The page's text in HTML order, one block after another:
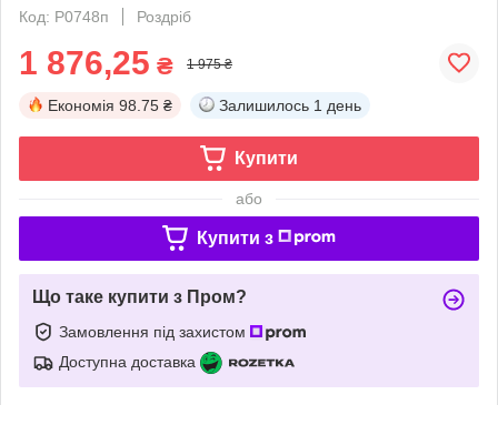
Код: Р0748п
Роздріб
1 876,25 ₴ 1 975 ₴
Економія 98.75 ₴ Залишилось 1 день
Купити
або
Купити з
Що таке купити з Пром?
Замовлення під захистом
Доступна доставка